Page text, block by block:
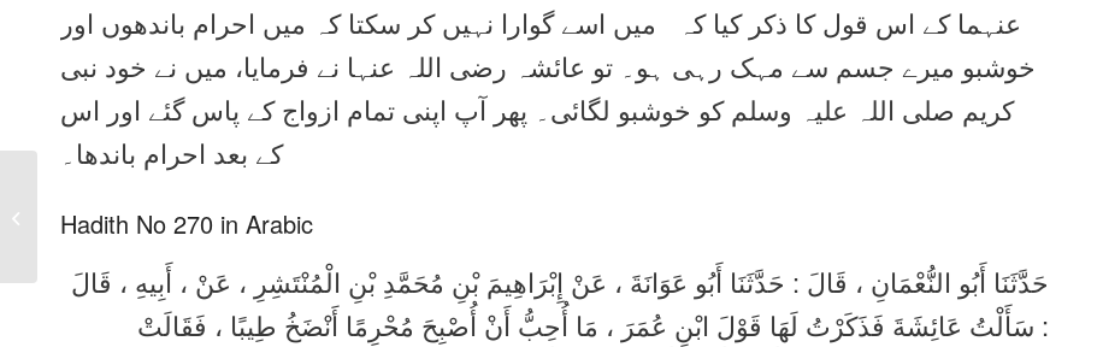
عنہما کے اس قول کا ذکر کیا کہ میں اسے گوارا نہیں کر سکتا کہ میں احرام باندھوں اور
خوشبو میرے جسم سے مہک رہی ہو۔ تو عائشہ رضی اللہ عنہا نے فرمایا، میں نے خود نبی
کریم صلی اللہ علیہ وسلم کو خوشبو لگائی۔ پھر آپ اپنی تمام ازواج کے پاس گئے اور اس
کے بعد احرام باندھا۔
Hadith No 270 in Arabic
حَدَّثَنَا أَبُو النُّعْمَانِ ، قَالَ : حَدَّثَنَا أَبُو عَوَانَةَ ، عَنْ إِبْرَاهِيمَ بْنِ مُحَمَّدِ بْنِ الْمُنْتَشِرِ ، عَنْ ، أَبِيهِ ، قَالَ
: سَأَلْتُ عَائِشَةَ فَذَكَرْتُ لَهَا قَوْلَ ابْنِ عُمَرَ ، مَا أُحِبُّ أَنْ أُصْبِحَ مُحْرِمًا أَنْضَخُ طِيبًا ، فَقَالَتْ
No 269 in Urdu, Arabic
and English